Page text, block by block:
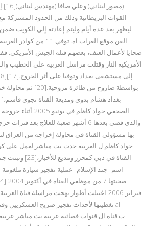
ليظهر بعد عدة أيام وليتم إعادته إلى الكويت
القن موقع العراب اة.
الأمريكية النار وقتلت مراسل العربية علي الخطيب
بواسطة صاروخ من
والذي قضى بعدها 6 أشهر صعبة للعلاج بعد
بها مسؤولي القناة في محاولة إخراجه من العراق
جواد كاظم ل العربية حدث بث مباشر لعمل على
القناة في دبي
اسم "جند الإسلام" عملية تفجير سيارة
فبراير 2006 اغتيلت أطوار بهجت مراسلة قناة